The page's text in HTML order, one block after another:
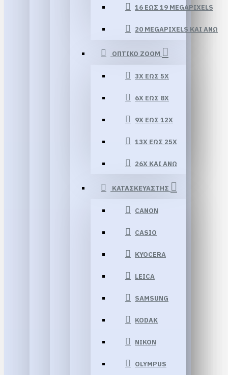
16 ΕΏΣ 19 MEGAPIXELS
20 MEGAPIXELS ΚΑΙ ΆΝΩ
ΟΠΤΙΚΟ ZOOM
3X ΈΩΣ 5X
6X ΈΩΣ 8X
9X ΈΩΣ 12X
13X ΕΏΣ 25X
26X ΚΑΙ ΆΝΩ
ΚΑΤΑΣΚΕΥΑΣΤΗΣ
CANON
CASIO
KYOCERA
LEICA
SAMSUNG
KODAK
NIKON
OLYMPUS